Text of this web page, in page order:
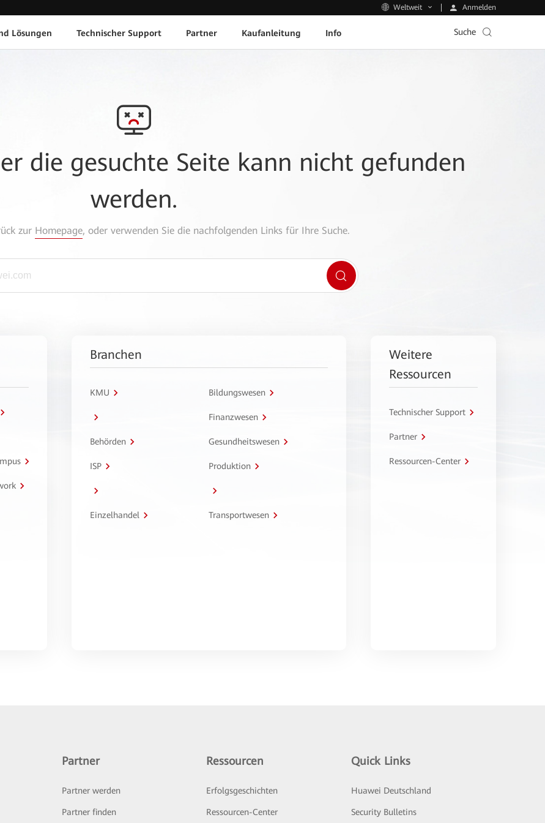
Weltweit Anmelden
Lösungen Technischer Support Partner Kaufanleitung Info Suche
die gesuchte Seite kann nicht gefunden
werden.
zur Homepage, oder verwenden Sie die nachfolgenden Links für Ihre Suche.
Branchen
KMU Bildungswesen
Finanzwesen
Behörden Gesundheitswesen
ISP Produktion
Einzelhandel Transportwesen
Weitere
Ressourcen
Technischer Support
Partner
Ressourcen-Center
Partner
Partner werden
Partner finden
Ressourcen
Erfolgsgeschichten
Ressourcen-Center
Quick Links
Huawei Deutschland
Security Bulletins